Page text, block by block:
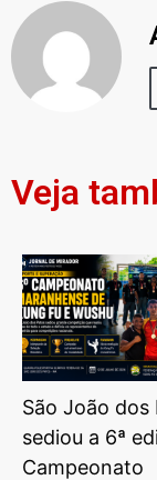
Veja
São João dos
sediou a 6ª
Campeonato